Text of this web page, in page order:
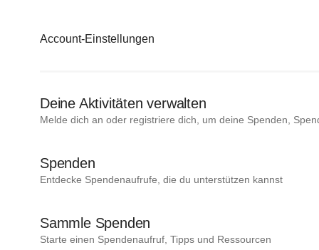
Account-Einstellungen
Deine Aktivitäten verwalten
Melde dich an oder registriere dich, um deine Spenden,
Spenden
Entdecke Spendenaufrufe, die du unterstützen kannst
Sammle Spenden
Starte einen Spendenaufruf, Tipps und Ressourcen